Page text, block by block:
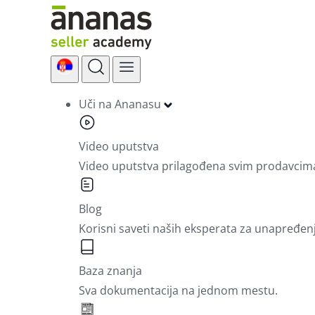
Uči na Ananasu
Video uputstva
Video uputstva prilagođena svim
Blog
Korisni saveti naših eksperata za
Baza znanja
Sva dokumentacija na jednom mestu.